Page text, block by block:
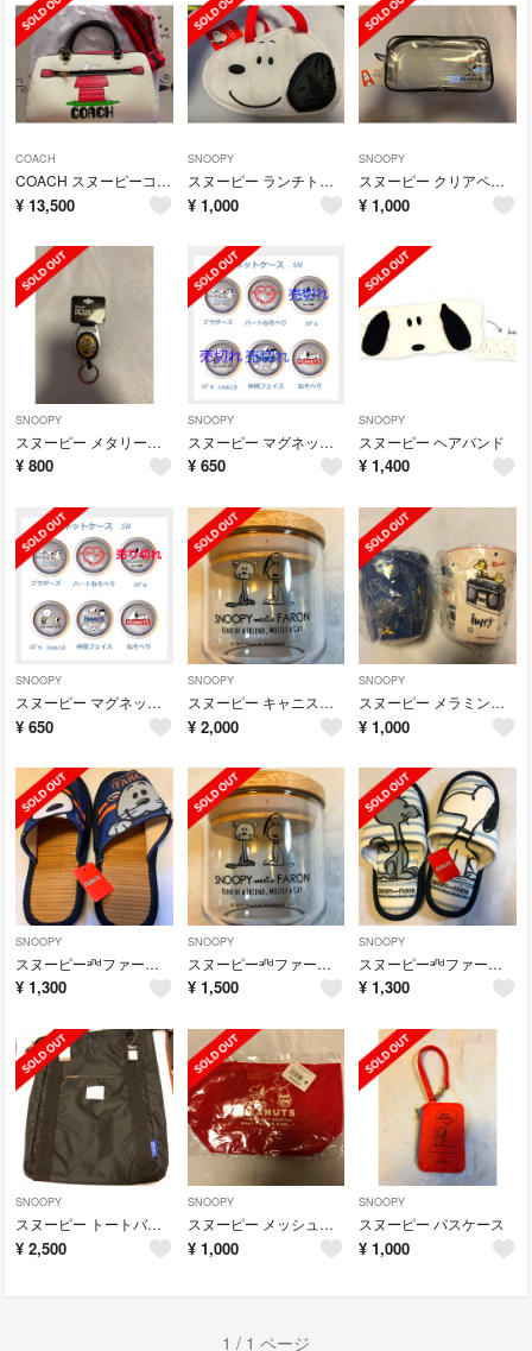
COACH
COACH スヌーピーコラボ ミニボストンショルダーバッグ
¥ 13,500
SNOOPY
スヌーピー ランチトート
¥ 1,000
SNOOPY
スヌーピー クリアペンポーチ
¥ 1,000
SNOOPY
スヌーピー メタリール '60年代
¥ 800
SNOOPY
スヌーピー マグネットケース
¥ 650
SNOOPY
スヌーピー ヘアバンド
¥ 1,400
SNOOPY
スヌーピー マグネットケース 新作
¥ 650
SNOOPY
スヌーピー キャニスター
¥ 2,000
SNOOPY
スヌーピー メラミンコップ
¥ 1,000
SNOOPY
スヌーピーᵃⁿᵈファーロン スリッパ
¥ 1,300
SNOOPY
スヌーピーᵃⁿᵈファーロン キャニスター
¥ 1,500
SNOOPY
スヌーピーᵃⁿᵈファーロン スリッパ
¥ 1,300
SNOOPY
スヌーピー トートバッグᵃⁿᵈリュック
¥ 2,500
SNOOPY
スヌーピー メッシュトートバッグ
¥ 1,000
SNOOPY
スヌーピー パスケース
¥ 1,000
1 / 1 ページ